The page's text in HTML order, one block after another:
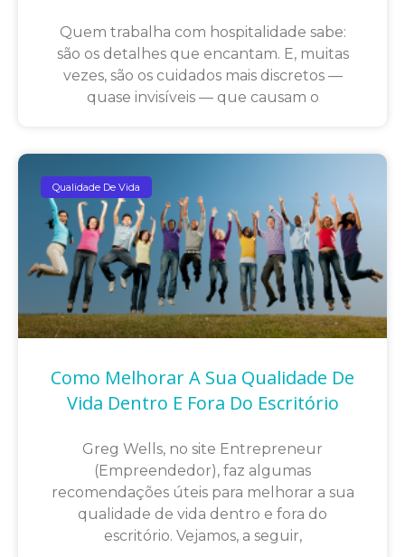
Quem trabalha com hospitalidade sabe:
são os detalhes que encantam. E, muitas
vezes, são os cuidados mais discretos —
quase invisíveis — que causam o
Qualidade De Vida
Como Melhorar A Sua Qualidade De
Vida Dentro E Fora Do Escritório
Greg Wells, no site Entrepreneur
(Empreendedor), faz algumas
recomendações úteis para melhorar a sua
qualidade de vida dentro e fora do
escritório. Vejamos, a seguir,